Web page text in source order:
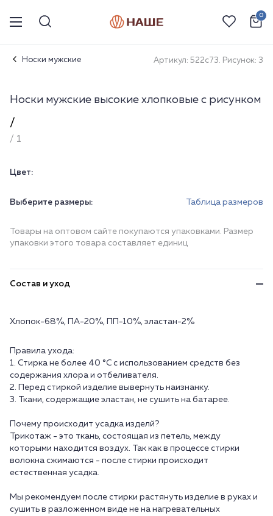
0
Носки мужские Артикул: 522с73. Рисунок: 3
Носки мужские высокие хлопковые с рисунком
/
/ 1
Цвет:
Выберите размеры: Таблица размеров
Товары на оптовом сайте покупаются упаковками. Размер
упаковки этого товара составляет единиц
Состав и уход
Хлопок-68%, ПА-20%, ПП-10%, эластан-2%
Правила ухода:
1. Стирка не более 40 °C с использованием средств без
содержания хлора и отбеливателя.
2. Перед стиркой изделие вывернуть наизнанку.
3. Ткани, содержащие эластан, не сушить на батарее.
Почему происходит усадка изделй?
Трикотаж - это ткань, состоящая из петель, между
которыми находится воздух. Так как в процессе стирки
волокна сжимаются - после стирки происходит
естественная усадка.
Мы рекомендуем после стирки растянуть изделие в руках и
сушить в разложенном виде не на нагревательных